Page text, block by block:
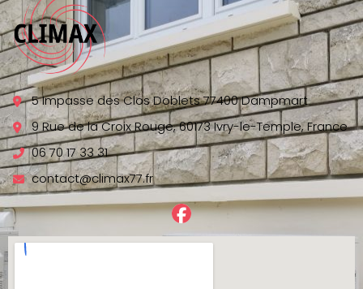
5 Impasse des Clos Doblets 77400 Dampmart
9 Rue de la Croix Rouge, 60173 Ivry-le-Temple, France
06 70 17 33 31
contact@climax77.fr